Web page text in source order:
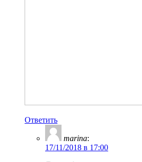
Ответить
marina:
17/11/2018 в 17:00